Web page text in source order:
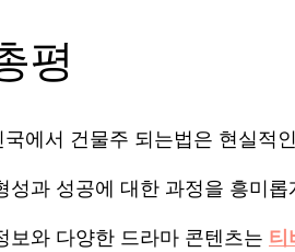
평
국에서 건물주 되는법은 현실적
성과 성공에 대한 과정을 흥미
보와 다양한 드라마 콘텐츠는 티